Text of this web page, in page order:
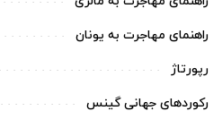
راهنمای مهاجرت به یونان
رپورتاژ
رکوردهای جهانی گینس